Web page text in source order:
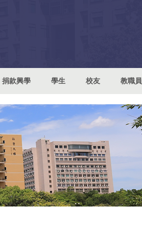
捐款興學 學生 校友 教職員